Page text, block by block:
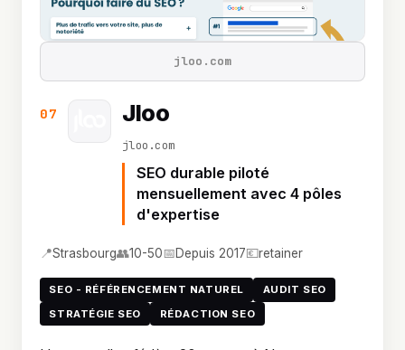
07 Jloo
jloo.com
SEO durable piloté
mensuellement avec 4 pôles
d'expertise
📍Strasbourg👥10-50📅Depuis 2017💶retainer
SEO - RÉFÉRENCEMENT NATUREL
AUDIT SEO
STRATÉGIE SEO
RÉDACTION SEO
jloo.com